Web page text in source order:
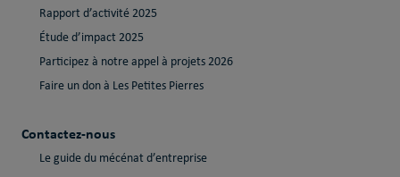
Rapport d’activité 2025
Étude d’impact 2025
Participez à notre appel à projets 2026
Faire un don à Les Petites Pierres
Contactez-nous
Le guide du mécénat d’entreprise